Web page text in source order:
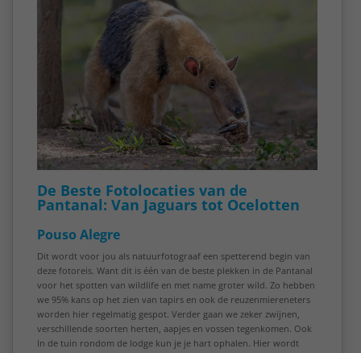
De Beste Fotolocaties van de
Pantanal: Van Jaguars tot Ocelotten
Pouso Alegre
Dit wordt voor jou als natuurfotograaf een spetterend begin van
deze fotoreis. Want dit is één van de beste plekken in de Pantanal
voor het spotten van wildlife en met name groter wild. Zo hebben
we 95% kans op het zien van tapirs en ook de reuzenmiereneters
worden hier regelmatig gespot. Verder gaan we zeker zwijnen,
verschillende soorten herten, aapjes en vossen tegenkomen. Ook
In de tuin rondom de lodge kun je je hart ophalen. Hier wordt